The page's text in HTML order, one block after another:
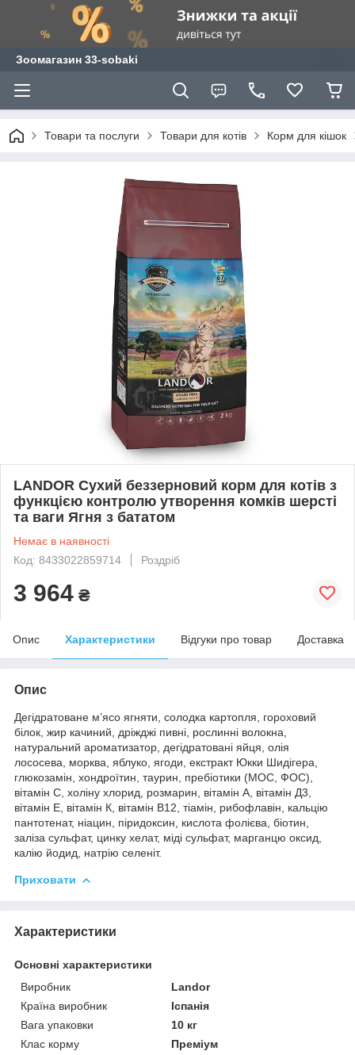
Зоомагазин 33-sobaki
Товари та послуги Товари для котів Корм для кішок
LANDOR Сухий беззерновий корм для котів з
функцією контролю утворення комків шерсті
та ваги Ягня з бататом
Немає в наявності
Код: 8433022859714
Роздріб
3 964 ₴
Опис Характеристики Відгуки про товар Доставка
Опис
Дегідратоване м’ясо ягняти, солодка картопля, гороховий
білок, жир качиний, дріжджі пивні, рослинні волокна,
натуральний ароматизатор, дегідратовані яйця, олія
лососева, морква, яблуко, ягоди, екстракт Юкки Шидігера,
глюкозамін, хондроїтин, таурин, пребіотики (МОС, ФОС),
вітамін С, холіну хлорид, розмарин, вітамін А, вітамін Д3,
вітамін Е, вітамін К, вітамін В12, тіамін, рибофлавін, кальцію
пантотенат, ніацин, піридоксин, кислота фолієва, біотин,
заліза сульфат, цинку хелат, міді сульфат, марганцю оксид,
калію йодид, натрію селеніт.
Приховати
Характеристики
Основні характеристики
Виробник
Landor
Країна виробник
Іспанія
Вага упаковки
10 кг
Клас корму
Преміум